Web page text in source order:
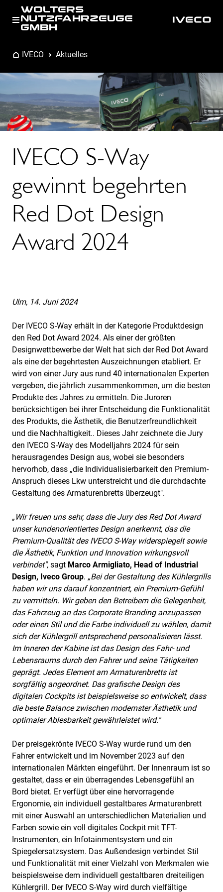
WOLTERS
NUTZFAHRZEUGE
GMBH
IVECO Aktuelles
IVECO S-Way
gewinnt begehrten
Red Dot Design
Award 2024
Ulm, 14. Juni 2024
Der IVECO S-Way erhält in der Kategorie Produktdesign
den Red Dot Award 2024. Als einer der größten
Designwettbewerbe der Welt hat sich der Red Dot Award
als eine der begehrtesten Auszeichnungen etabliert. Er
wird von einer Jury aus rund 40 internationalen Experten
vergeben, die jährlich zusammenkommen, um die besten
Produkte des Jahres zu ermitteln. Die Juroren
berücksichtigen bei ihrer Entscheidung die Funktionalität
des Produkts, die Ästhetik, die Benutzerfreundlichkeit
und die Nachhaltigkeit.. Dieses Jahr zeichnete die Jury
den IVECO S-Way des Modelljahrs 2024 für sein
herausragendes Design aus, wobei sie besonders
hervorhob, dass „die Individualisierbarkeit den Premium-
Anspruch dieses Lkw unterstreicht und die durchdachte
Gestaltung des Armaturenbretts überzeugt".
„Wir freuen uns sehr, dass die Jury des Red Dot Award
unser kundenorientiertes Design anerkennt, das die
Premium-Qualität des IVECO S-Way widerspiegelt sowie
die Ästhetik, Funktion und Innovation wirkungsvoll
verbindet", sagt Marco Armigliato, Head of Industrial
Design, Iveco Group. „Bei der Gestaltung des Kühlergrills
haben wir uns darauf konzentriert, ein Premium-Gefühl
zu vermitteln. Wir geben den Betreibern die Gelegenheit,
das Fahrzeug an das Corporate Branding anzupassen
oder einen Stil und die Farbe individuell zu wählen, damit
sich der Kühlergrill entsprechend personalisieren lässt.
Im Inneren der Kabine ist das Design des Fahr- und
Lebensraums durch den Fahrer und seine Tätigkeiten
geprägt. Jedes Element am Armaturenbretts ist
sorgfältig angeordnet. Das grafische Design des
digitalen Cockpits ist beispielsweise so entwickelt, dass
die beste Balance zwischen modernster Ästhetik und
optimaler Ablesbarkeit gewährleistet wird."
Der preisgekrönte IVECO S-Way wurde rund um den
Fahrer entwickelt und im November 2023 auf den
internationalen Märkten eingeführt. Der Innenraum ist so
gestaltet, dass er ein überragendes Lebensgefühl an
Bord bietet. Er verfügt über eine hervorragende
Ergonomie, ein individuell gestaltbares Armaturenbrett
mit einer Auswahl an unterschiedlichen Materialien und
Farben sowie ein voll digitales Cockpit mit TFT-
Instrumenten, ein Infotainmentsystem und ein
Spiegelersatzsystem. Das Außendesign verbindet Stil
und Funktionalität mit einer Vielzahl von Merkmalen wie
beispielsweise dem individuell gestaltbaren dreiteiligen
Kühlergrill. Der IVECO S-Way wird durch vielfältige